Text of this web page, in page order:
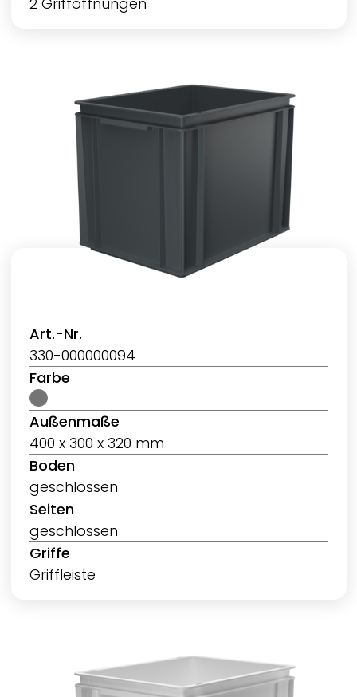
Art.-Nr.
330-000000094
Farbe
Außenmaße
400 x 300 x 320 mm
Boden
geschlossen
Seiten
geschlossen
Griffe
Griffleiste